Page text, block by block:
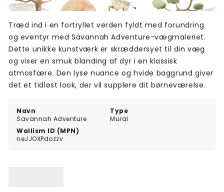
Navn
Savannah Adventure
Type
Mural
Wallism ID (MPN)
neJJOXPdozzv
Træd ind i en fortryllet verden fyldt med forundring
og eventyr med Savannah Adventure-vægmaleriet.
Dette unikke kunstværk er skræddersyet til din væg
og viser en smuk blanding af dyr i en klassisk
atmosfære. Den lyse nuance og hvide baggrund giver
det et tidløst look, der vil supplere dit børneværelse.